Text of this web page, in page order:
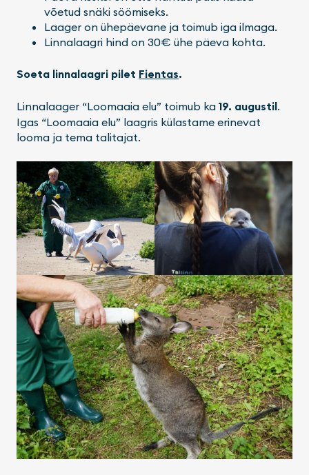
võetud snäki söömiseks.
Laager on ühepäevane ja toimub iga ilmaga.
Linnalaagri hind on 30€ ühe päeva kohta.
Soeta linnalaagri pilet Fientas.
Linnalaager “Loomaaia elu” toimub ka19. augustil.
Igas “Loomaaia elu” laagris külastame erinevat
looma ja tema talitajat.